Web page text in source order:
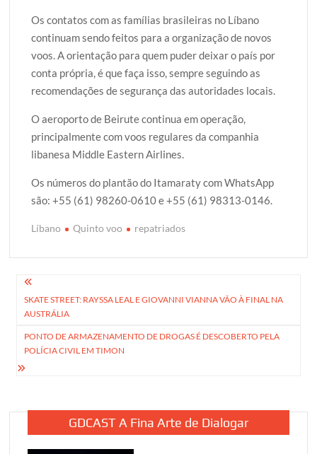
Os contatos com as famílias brasileiras no Líbano
continuam sendo feitos para a organização de novos
voos. A orientação para quem puder deixar o país por
conta própria, é que faça isso, sempre seguindo as
recomendações de segurança das autoridades locais.
O aeroporto de Beirute continua em operação,
principalmente com voos regulares da companhia
libanesa Middle Eastern Airlines.
Os números do plantão do Itamaraty com WhatsApp
são: +55 (61) 98260-0610 e +55 (61) 98313-0146.
Líbano Quinto voo repatriados
Navegação
de
Post
SKATE STREET: RAYSSA LEAL E GIOVANNI VIANNA VÃO À FINAL NA
AUSTRÁLIA
PONTO DE ARMAZENAMENTO DE DROGAS É DESCOBERTO PELA
POLÍCIA CIVIL EM TIMON
GDCAST A Fina Arte de Dialogar